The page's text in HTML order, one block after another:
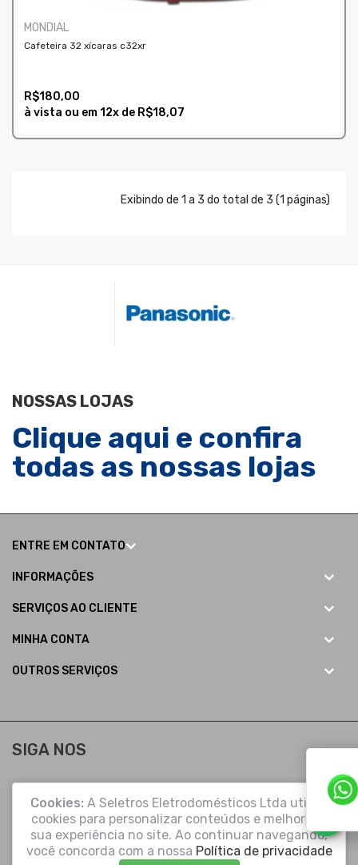
MONDIAL
Cafeteira 32 xícaras c32xr
R$180,00
à vista ou em12x de R$18,07
COMPRAR
Exibindo de 1 a 3 do total de 3 (1 páginas)
NOSSAS LOJAS
Clique aqui e confira
todas as nossas lojas
ENTRE EM CONTATO
INFORMAÇÕES
SERVIÇOS AO CLIENTE
MINHA CONTA
OUTROS SERVIÇOS
SIGA NOS
Cookies: A Seletros Eletrodomésticos Ltda utiliza
cookies para personalizar conteúdos e melhorar a
sua experiência no site. Ao continuar navegando,
você concorda com a nossa Política de privacidade